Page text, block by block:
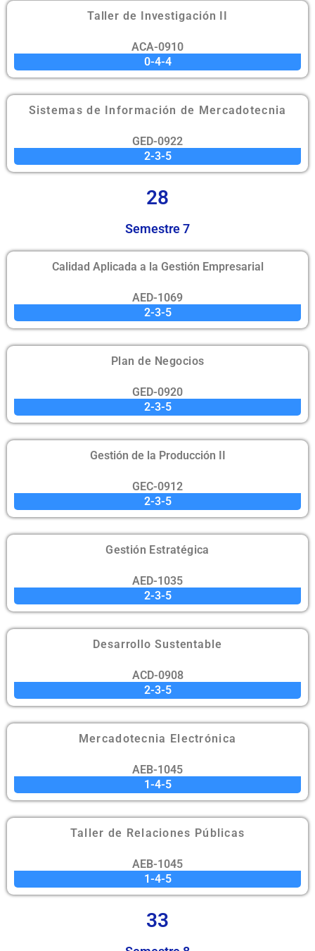
Taller de Investigación II
ACA-0910
0-4-4
Sistemas de Información de Mercadotecnia
GED-0922
2-3-5
28
Semestre 7
Calidad Aplicada a la Gestión Empresarial
AED-1069
2-3-5
Plan de Negocios
GED-0920
2-3-5
Gestión de la Producción II
GEC-0912
2-3-5
Gestión Estratégica
AED-1035
2-3-5
Desarrollo Sustentable
ACD-0908
2-3-5
Mercadotecnia Electrónica
AEB-1045
1-4-5
Taller de Relaciones Públicas
AEB-1045
1-4-5
33